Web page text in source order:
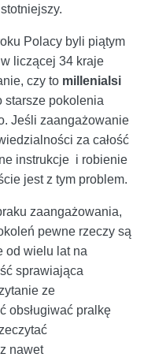
Polacy byli piątym
liczącej 34 kraje
czy to millenialsi
starsze pokolenia
Jeśli zaangażowanie
za całość
instrukcje i robienie
jest z tym problem.
zaangażowania,
pewne rzeczy są
od wielu lat na
sprawiająca
ze
obsługiwać pralkę
nawet